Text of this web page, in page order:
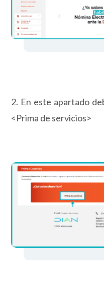
2. En este apartado
<Prima de servicios>